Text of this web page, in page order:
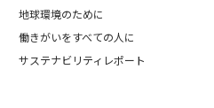
地球環境のために
働きがいをすべての人に
サステナビリティレポート